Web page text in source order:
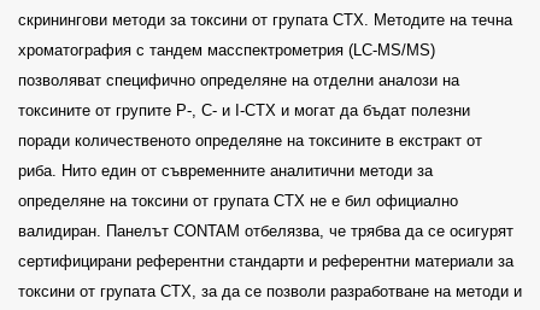
скринингови методи за токсини от групата CTX. Методите на течна
хроматография с тандем масспектрометрия (LC-MS/MS)
позволяват специфично определяне на отделни аналози на
токсините от групите P-, C- и I-CTX и могат да бъдат полезни
поради количественото определяне на токсините в екстракт от
риба. Нито един от съвременните аналитични методи за
определяне на токсини от групата СТХ не е бил официално
валидиран. Панелът CONTAM отбелязва, че трябва да се осигурят
сертифицирани референтни стандарти и референтни материали за
токсини от групата СТХ, за да се позволи разработване на методи и